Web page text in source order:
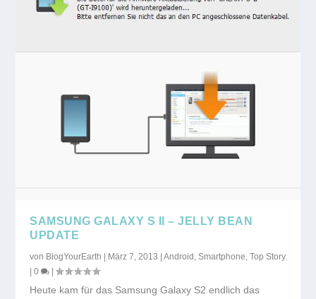
SAMSUNG GALAXY S II – JELLY BEAN
UPDATE
von BlogYourEarth März 7, 2013 |Android ,Smartphone,Top Story
|0 |
Heute kam für das Samsung Galaxy S2 endlich das